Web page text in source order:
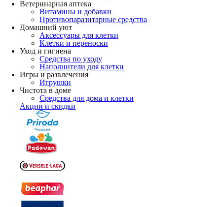
Ветеринарная аптека
Витамины и добавки
Противопаразитарные средства
Домашний уют
Аксессуары для клетки
Клетки и переноски
Уход и гигиена
Средства по уходу
Наполнители для клетки
Игры и развлечения
Игрушки
Чистота в доме
Средства для дома и клетки
Акции и скидки